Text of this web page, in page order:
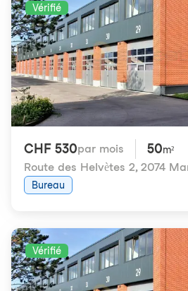
Vérifié
CHF 530par mois 50m²
Route des Helvètes 2, 2074
Bureau
Vérifié